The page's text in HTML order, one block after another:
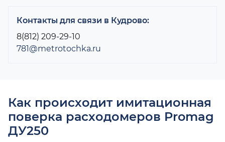
Контакты для связи в Кудрово:
8(812) 209-29-10
781@metrotochka.ru
Как происходит имитационная
поверка расходомеров Promag
ДУ250